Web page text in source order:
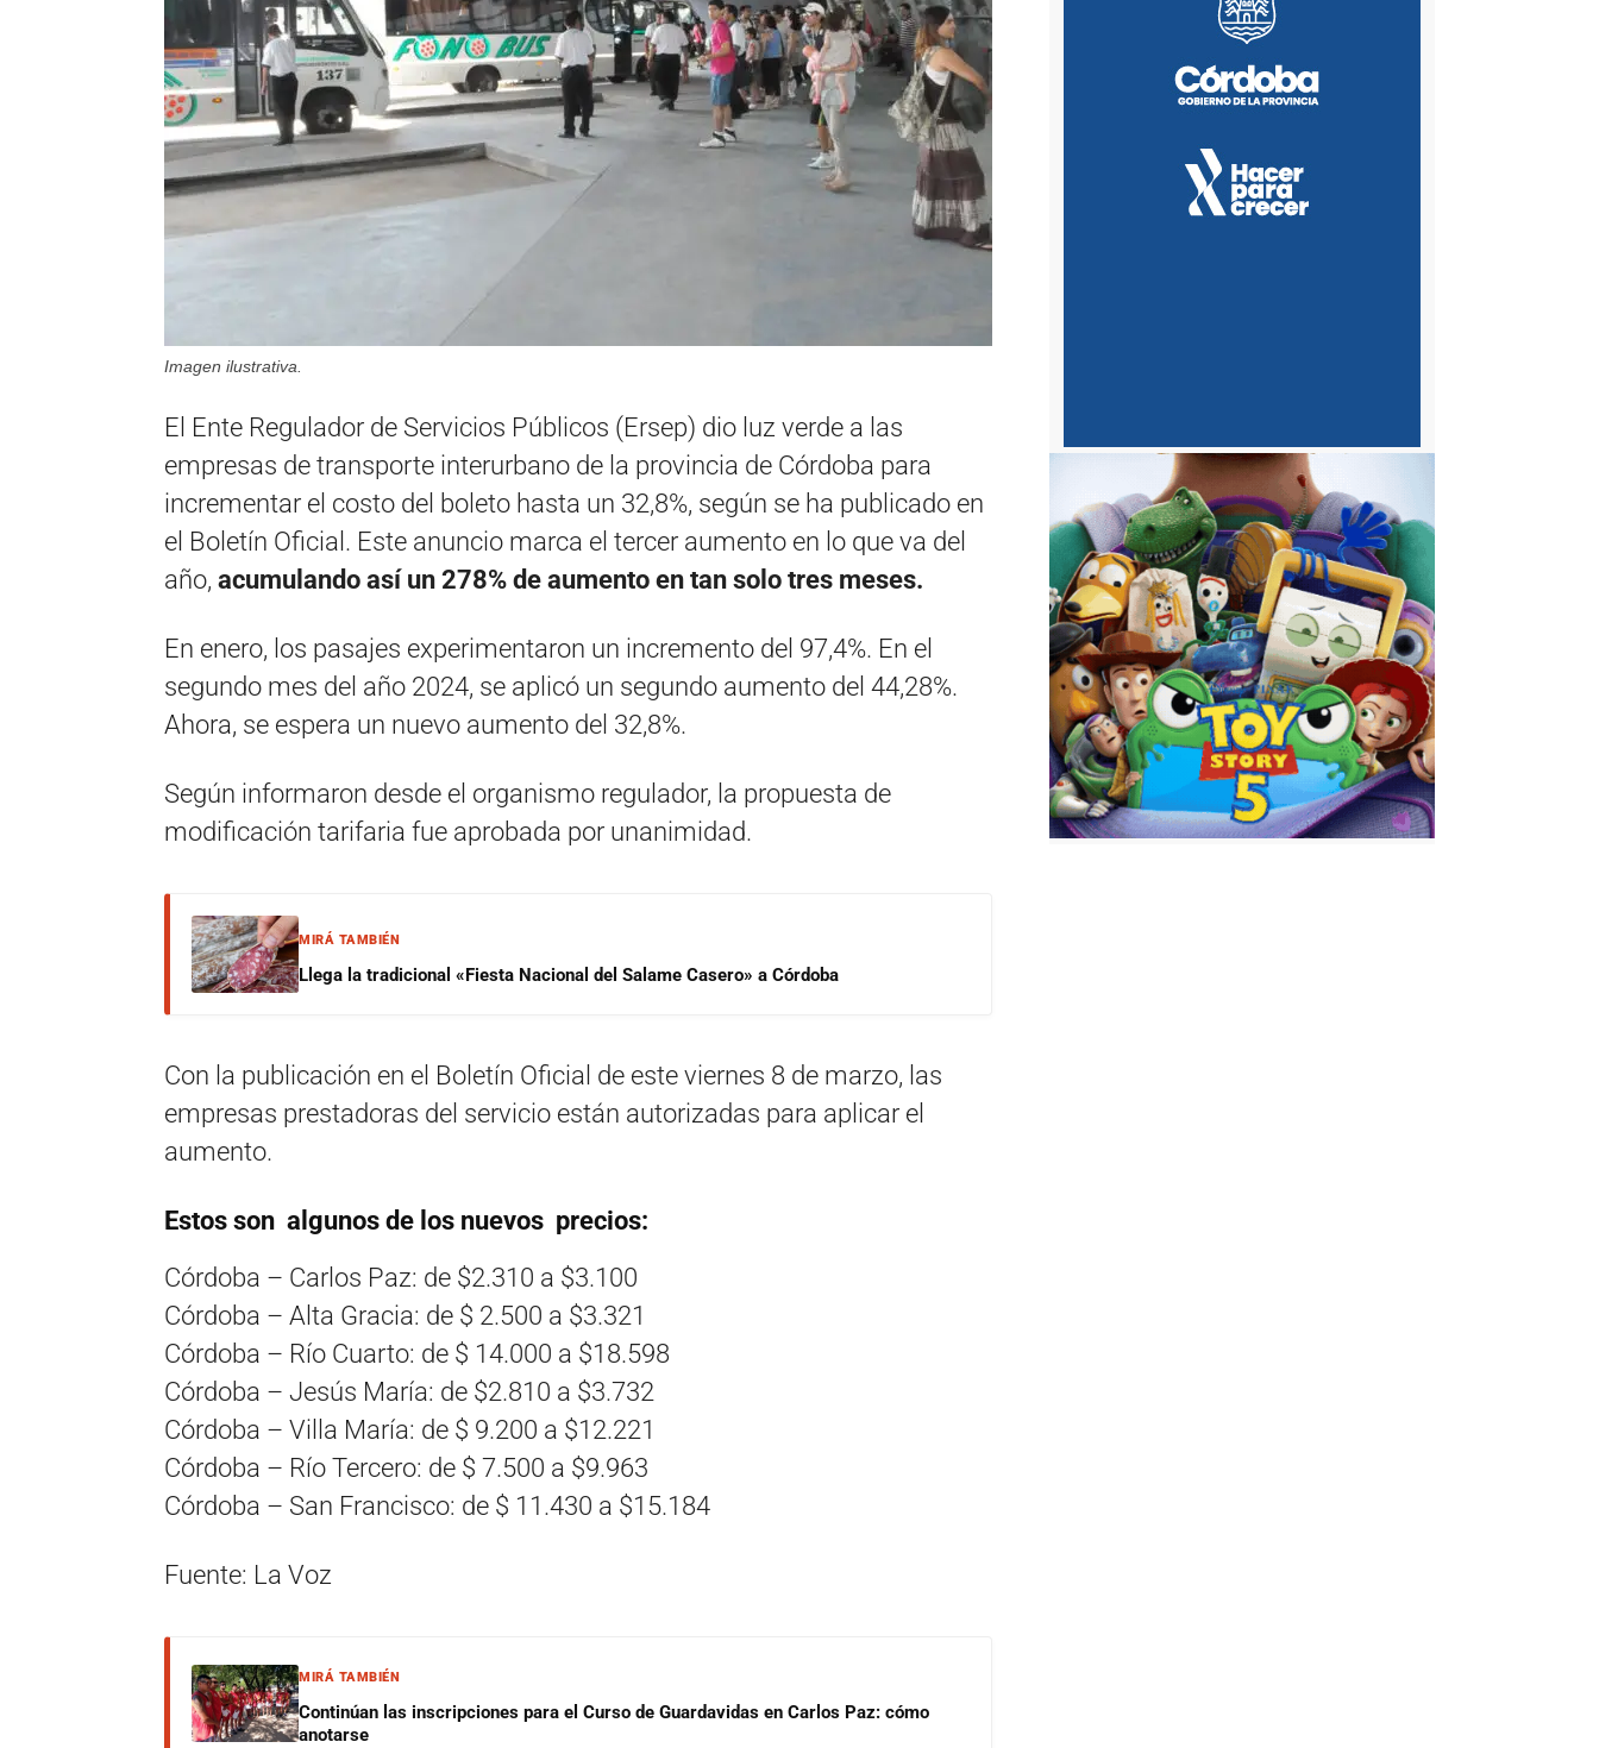
Imagen ilustrativa.
El Ente Regulador de Servicios Públicos (Ersep) dio luz verde a las
empresas de transporte interurbano de la provincia de Córdoba para
incrementar el costo del boleto hasta un 32,8%, según se ha publicado en
el Boletín Oficial. Este anuncio marca el tercer aumento en lo que va del
año, acumulando así un 278% de aumento en tan solo tres meses.
En enero, los pasajes experimentaron un incremento del 97,4%. En el
segundo mes del año 2024, se aplicó un segundo aumento del 44,28%.
Ahora, se espera un nuevo aumento del 32,8%.
Según informaron desde el organismo regulador, la propuesta de
modificación tarifaria fue aprobada por unanimidad.
MIRÁ TAMBIÉN
Llega la tradicional «Fiesta Nacional del Salame Casero» a Córdoba
Con la publicación en el Boletín Oficial de este viernes 8 de marzo, las
empresas prestadoras del servicio están autorizadas para aplicar el
aumento.
Estos son algunos de los nuevos precios:
Córdoba – Carlos Paz: de $2.310 a $3.100
Córdoba – Alta Gracia: de $ 2.500 a $3.321
Córdoba – Río Cuarto: de $ 14.000 a $18.598
Córdoba – Jesús María: de $2.810 a $3.732
Córdoba – Villa María: de $ 9.200 a $12.221
Córdoba – Río Tercero: de $ 7.500 a $9.963
Córdoba – San Francisco: de $ 11.430 a $15.184
Fuente: La Voz
MIRÁ TAMBIÉN
Continúan las inscripciones para el Curso de Guardavidas en Carlos Paz: cómo
anotarse